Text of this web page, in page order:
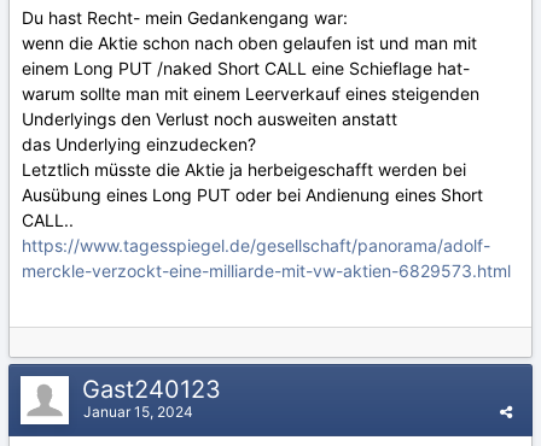
Du hast Recht- mein Gedankengang war:
wenn die Aktie schon nach oben gelaufen ist und man mit
einem Long PUT /naked Short CALL eine Schieflage hat-
warum sollte man mit einem Leerverkauf eines steigenden
Underlyings den Verlust noch ausweiten anstatt
das Underlying einzudecken?
Letztlich müsste die Aktie ja herbeigeschafft werden bei
Ausübung eines Long PUT oder bei Andienung eines Short
CALL..
https://www.tagesspiegel.de/gesellschaft/panorama/adolf-
merckle-verzockt-eine-milliarde-mit-vw-aktien-6829573.html
Gast240123
Januar 15, 2024